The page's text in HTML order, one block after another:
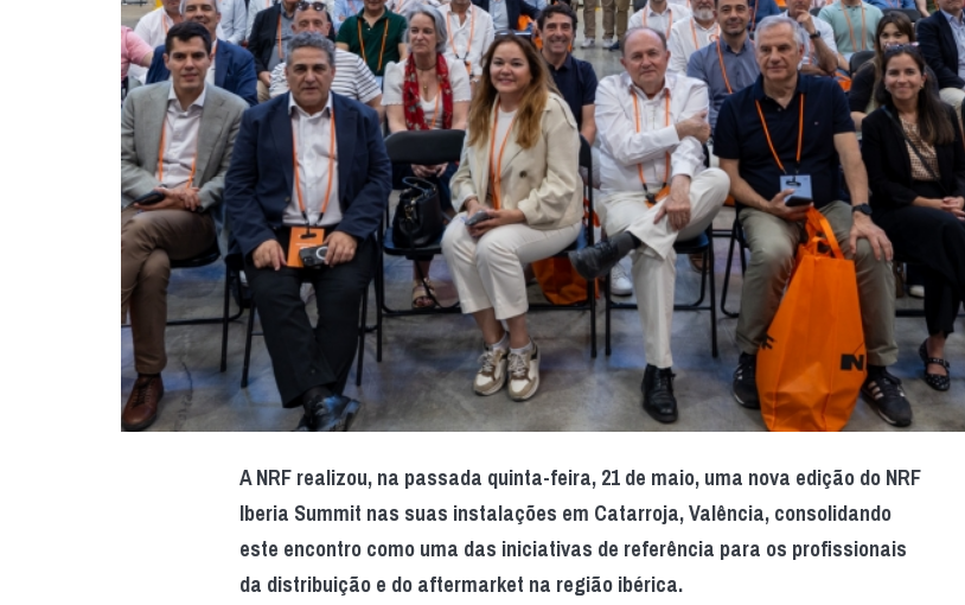
A NRF realizou, na passada quinta-feira, 21 de maio, uma nova edição do NRF
Iberia Summit nas suas instalações em Catarroja, Valência, consolidando
este encontro como uma das iniciativas de referência para os profissionais
da distribuição e do aftermarket na região ibérica.